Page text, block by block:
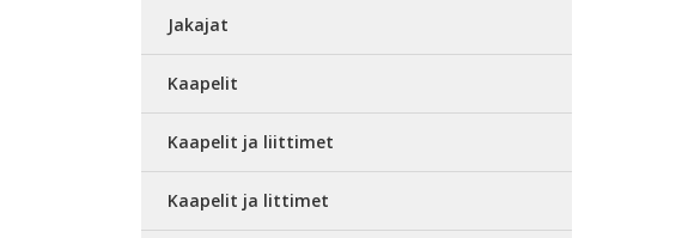
Jakajat
Kaapelit
Kaapelit ja liittimet
Kaapelit ja littimet